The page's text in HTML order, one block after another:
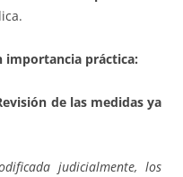
importancia práctica:
de las medidas ya
judicialmente, los